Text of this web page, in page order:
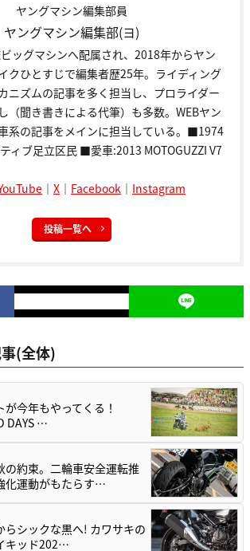
ヤングマシン編集部員
ヤングマシン編集部(ヨ)
ッグマシンへ配属され、2018年からヤン
クひとすじで編集者歴25年。ライディング
ニズムの記事を多く担当し、プロライダー
（聞き書きによる代筆）も多数。WEBヤン
系の記事をメインに担当している。■1974
ィブ足立区民 ■愛車:2013 MOTOGUZZI V7
｜ X ｜ Facebook ｜ Instagram
投稿一覧へ
(全体)
今年もやってくる！
DAYS …
の約束。二輪車安全運転推
化運動がもたらす…
らシックな黒へ! カワサキの
キッド202…